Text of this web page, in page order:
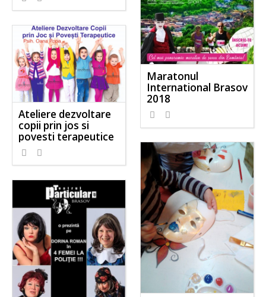
Maratonul
International Brasov
2018
Ateliere dezvoltare
copii prin jos si
povesti terapeutice